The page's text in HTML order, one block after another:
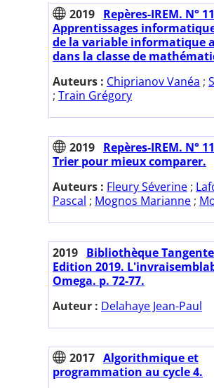
2019 Repères-IREM. N°
Apprentissages
de la variable informatique
dans la classe de
Auteurs : Chiprianov Vanéa ;
; Train Grégory
2019 Repères-IREM. N°
Trier pour mieux comparer.
Auteurs : Fleury Séverine ;
Pascal ; Mognos Marianne ;
2019 Bibliothèque
Edition 2019.
Omega. p. 72-77.
Auteur : Delahaye Jean-Paul
2017 Algorithmique et
programmation au cycle 4.